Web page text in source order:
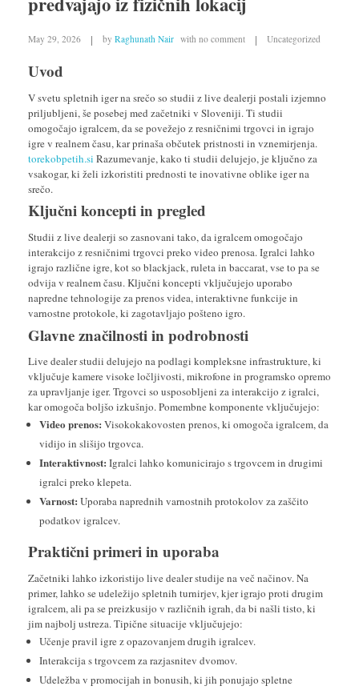
May 29, 2026 by Raghunath Nair with no comment Uncategorized
Uvod
V svetu spletnih iger na srečo so studii z live dealerji postali izjemno
priljubljeni, še posebej med začetniki v Sloveniji. Ti studii
omogočajo igralcem, da se povežejo z resničnimi trgovci in igrajo
igre v realnem času, kar prinaša občutek pristnosti in vznemirjenja.
torekobpetih.si Razumevanje, kako ti studii delujejo, je ključno za
vsakogar, ki želi izkoristiti prednosti te inovativne oblike iger na
srečo.
Ključni koncepti in pregled
Studii z live dealerji so zasnovani tako, da igralcem omogočajo
interakcijo z resničnimi trgovci preko video prenosa. Igralci lahko
igrajo različne igre, kot so blackjack, ruleta in baccarat, vse to pa se
odvija v realnem času. Ključni koncepti vključujejo uporabo
napredne tehnologije za prenos videa, interaktivne funkcije in
varnostne protokole, ki zagotavljajo pošteno igro.
Glavne značilnosti in podrobnosti
Live dealer studii delujejo na podlagi kompleksne infrastrukture, ki
vključuje kamere visoke ločljivosti, mikrofone in programsko opremo
za upravljanje iger. Trgovci so usposobljeni za interakcijo z igralci,
kar omogoča boljšo izkušnjo. Pomembne komponente vključujejo:
Video prenos: Visokokakovosten prenos, ki omogoča igralcem, da
vidijo in slišijo trgovca.
Interaktivnost: Igralci lahko komunicirajo s trgovcem in drugimi
igralci preko klepeta.
Varnost: Uporaba naprednih varnostnih protokolov za zaščito
podatkov igralcev.
Praktični primeri in uporaba
Začetniki lahko izkoristijo live dealer studije na več načinov. Na
primer, lahko se udeležijo spletnih turnirjev, kjer igrajo proti drugim
igralcem, ali pa se preizkusijo v različnih igrah, da bi našli tisto, ki
jim najbolj ustreza. Tipične situacije vključujejo:
Učenje pravil igre z opazovanjem drugih igralcev.
Interakcija s trgovcem za razjasnitev dvomov.
Udeležba v promocijah in bonusih, ki jih ponujajo spletne